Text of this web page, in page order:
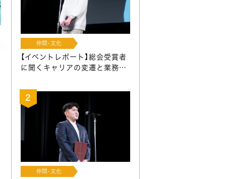
仲間･文化
【イベントレポート】総会受賞者
に聞くキャリアの変遷と業務…
仲間･文化